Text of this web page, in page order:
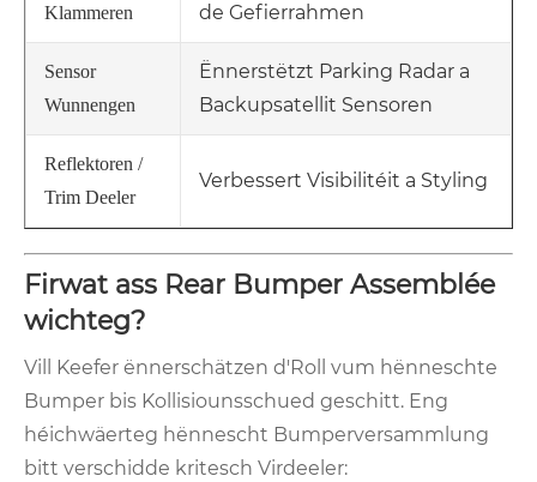
Klammeren
de Gefierrahmen
Sensor
Wunnengen
Ënnerstëtzt Parking Radar a
Backupsatellit Sensoren
Reflektoren /
Trim Deeler
Verbessert Visibilitéit a Styling
Firwat ass Rear Bumper Assemblée
wichteg?
Vill Keefer ënnerschätzen d'Roll vum hënneschte
Bumper bis Kollisiounsschued geschitt. Eng
héichwäerteg hënnescht Bumperversammlung
bitt verschidde kritesch Virdeeler: